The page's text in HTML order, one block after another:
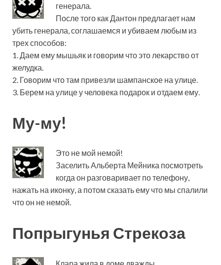
генерала.
После того как Дантон предлагает нам
убить генерала, соглашаемся и убиваем любым из
трех способов:
1. Даем ему мышьяк и говорим что это лекарство от
желудка.
2. Говорим что там привезли шампанское на улице.
3. Берем на улице у человека подарок и отдаем ему.
Му-му!
Это не мой немой!
Заселить Альберта Мейника посмотреть
когда он разговаривает по телефону,
нажать на иконку, а потом сказать ему что мы спалили
что он не немой.
Попрыгунья Стрекоза